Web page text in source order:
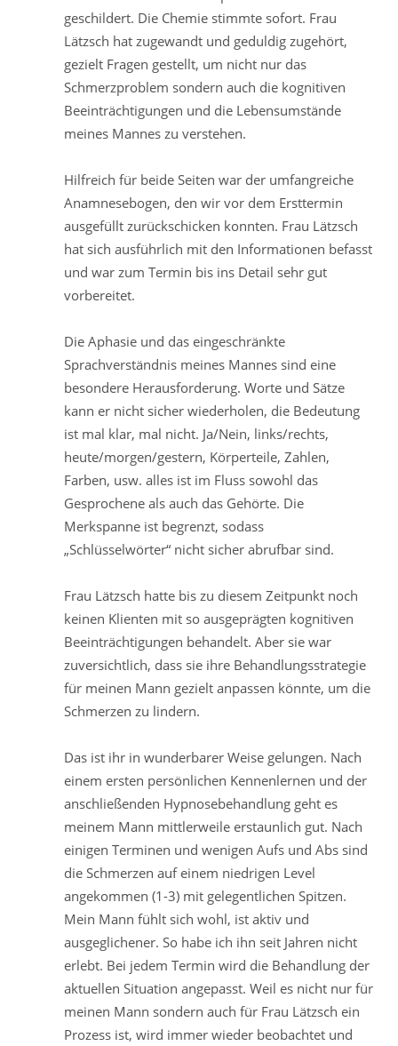
geschildert. Die Chemie stimmte sofort. Frau
Lätzsch hat zugewandt und geduldig zugehört,
gezielt Fragen gestellt, um nicht nur das
Schmerzproblem sondern auch die kognitiven
Beeinträchtigungen und die Lebensumstände
meines Mannes zu verstehen.
Hilfreich für beide Seiten war der umfangreiche
Anamnesebogen, den wir vor dem Ersttermin
ausgefüllt zurückschicken konnten. Frau Lätzsch
hat sich ausführlich mit den Informationen befasst
und war zum Termin bis ins Detail sehr gut
vorbereitet.
Die Aphasie und das eingeschränkte
Sprachverständnis meines Mannes sind eine
besondere Herausforderung. Worte und Sätze
kann er nicht sicher wiederholen, die Bedeutung
ist mal klar, mal nicht. Ja/Nein, links/rechts,
heute/morgen/gestern, Körperteile, Zahlen,
Farben, usw. alles ist im Fluss sowohl das
Gesprochene als auch das Gehörte. Die
Merkspanne ist begrenzt, sodass
„Schlüsselwörter“ nicht sicher abrufbar sind.
Frau Lätzsch hatte bis zu diesem Zeitpunkt noch
keinen Klienten mit so ausgeprägten kognitiven
Beeinträchtigungen behandelt. Aber sie war
zuversichtlich, dass sie ihre Behandlungsstrategie
für meinen Mann gezielt anpassen könnte, um die
Schmerzen zu lindern.
Das ist ihr in wunderbarer Weise gelungen. Nach
einem ersten persönlichen Kennenlernen und der
anschließenden Hypnosebehandlung geht es
meinem Mann mittlerweile erstaunlich gut. Nach
einigen Terminen und wenigen Aufs und Abs sind
die Schmerzen auf einem niedrigen Level
angekommen (1-3) mit gelegentlichen Spitzen.
Mein Mann fühlt sich wohl, ist aktiv und
ausgeglichener. So habe ich ihn seit Jahren nicht
erlebt. Bei jedem Termin wird die Behandlung der
aktuellen Situation angepasst. Weil es nicht nur für
meinen Mann sondern auch für Frau Lätzsch ein
Prozess ist, wird immer wieder beobachtet und